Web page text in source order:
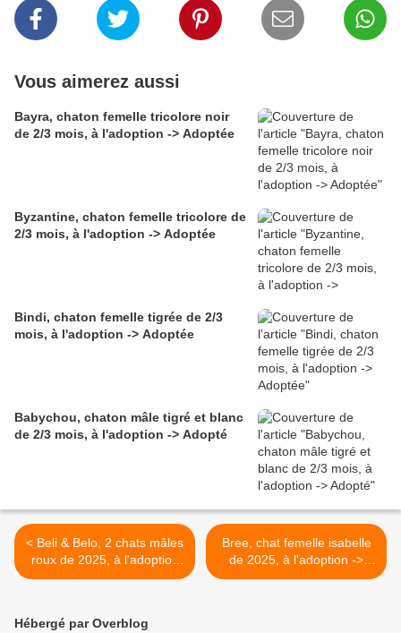
Vous aimerez aussi
Bayra, chaton femelle tricolore noir
de 2/3 mois, à l'adoption -> Adoptée
Byzantine, chaton femelle tricolore de
2/3 mois, à l'adoption -> Adoptée
Bindi, chaton femelle tigrée de 2/3
mois, à l'adoption -> Adoptée
Babychou, chaton mâle tigré et blanc
de 2/3 mois, à l'adoption -> Adopté
< Beli & Belo, 2 chats mâles
roux de 2025, à l'adoption
ensemble -> adoptés
Bree, chat femelle isabelle
de 2025, à l'adoption ->
adoptée >
Hébergé par Overblog